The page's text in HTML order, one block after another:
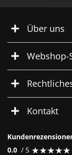
Über uns
Webshop-
Kontakt
0.0 / 5 ★★★★★
★★★★★